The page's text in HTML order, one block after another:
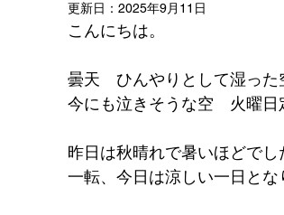
ワイン＆ビアガーデン アフタヌーンティ
更新日： 2025年9月11日
こんにちは。
曇天　ひんやりとして湿った
今にも泣きそうな空　火曜日
昨日は秋晴れで暑いほどでし
一転、今日は涼しい一日とな